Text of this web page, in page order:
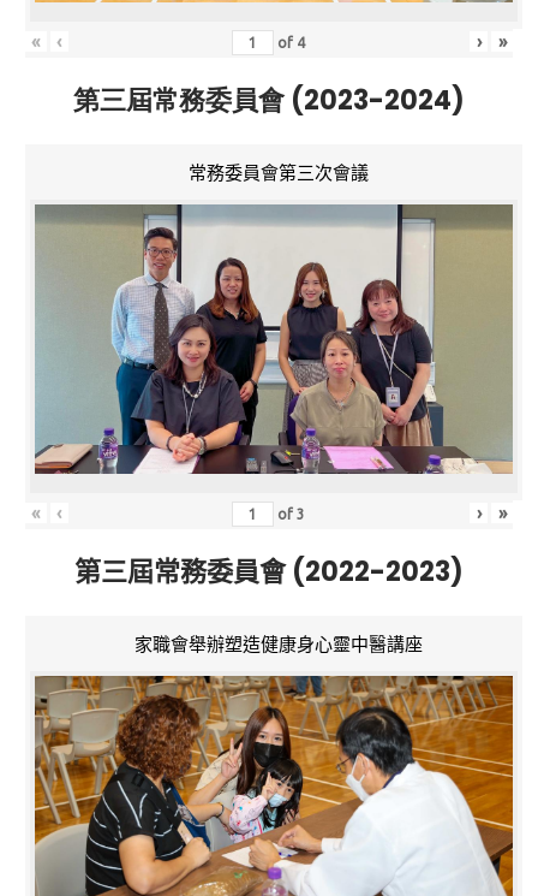
« ‹ of 4 › »
第三屆常務委員會 (2023-2024)
常務委員會第三次會議
« ‹ of3 › »
第三屆常務委員會 (2022-2023)
家職會舉辦塑造健康身心靈中醫講座